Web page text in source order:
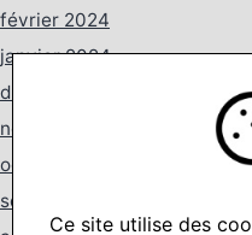
février 2024
janvier 2024
décembre 2023
novembre 2023
octobre 2023
septembre 2023
Ce site utilise des